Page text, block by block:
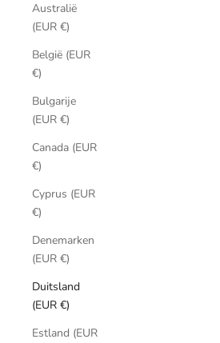
Australië
(EUR €)
België (EUR
€)
Bulgarije
(EUR €)
Canada (EUR
€)
Cyprus (EUR
€)
Denemarken
(EUR €)
Duitsland
(EUR €)
Estland (EUR